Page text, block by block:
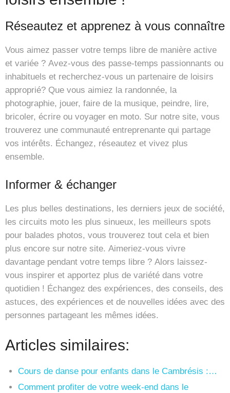
Réseautez et apprenez à vous connaître
Vous aimez passer votre temps libre de manière active
et variée ? Avez-vous des passe-temps passionnants ou
inhabituels et recherchez-vous un partenaire de loisirs
approprié? Que vous aimiez la randonnée, la
photographie, jouer, faire de la musique, peindre, lire,
bricoler, écrire ou voyager en moto. Sur notre site, vous
trouverez une communauté entreprenante qui partage
vos intérêts. Échangez, réseautez et vivez plus
ensemble.
Informer & échanger
Les plus belles destinations, les derniers jeux de société,
les circuits moto les plus sinueux, les meilleurs spots
pour balades photos, vous trouverez tout cela et bien
plus encore sur notre site. Aimeriez-vous vivre
davantage pendant votre temps libre ? Alors laissez-
vous inspirer et apportez plus de variété dans votre
quotidien ! Échangez des expériences, des conseils, des
astuces, des expériences et de nouvelles idées avec des
personnes partageant les mêmes idées.
Articles similaires:
Cours de danse pour enfants dans le Cambrésis :…
Comment profiter de votre week-end dans le